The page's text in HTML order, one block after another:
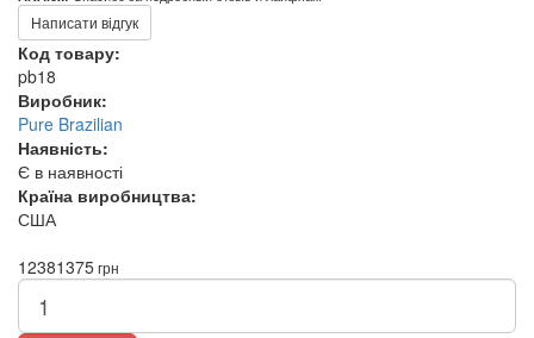
Написати відгук
Код товару:
pb18
Виробник:
Pure Brazilian
Наявність:
Є в наявності
Країна виробництва:
США
12381375грн